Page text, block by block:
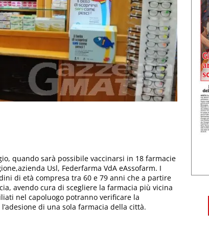
quando sarà possibile vaccinarsi in 18 farmacie
Usl, Federfarma VdA eAssofarm. I
di età compresa tra 60 e 79 anni che a partire
avendo cura di scegliere la farmacia più vicina
nel capoluogo potranno verificare la
di una sola farmacia della città.